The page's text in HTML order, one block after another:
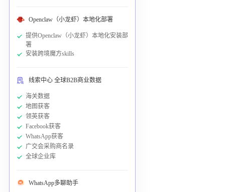
Openclaw（小龙虾）本地化部署
提供Openclaw（小龙虾）本地化安装部
署
安装跨境魔方skills
线索中心 全球B2B商业数据
海关数据
地图获客
领英获客
Facebook获客
WhatsApp获客
广交会采购商名录
全球企业库
WhatsApp多聊助手